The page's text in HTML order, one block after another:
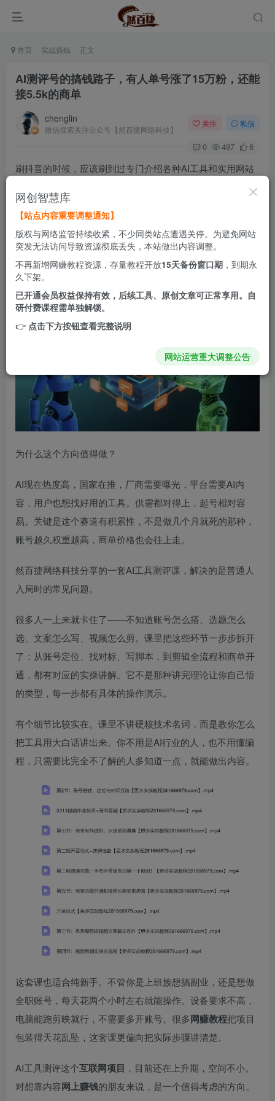
首页 实战搞钱 正文
AI测评号的搞钱路子，有人单号涨了15万粉，还能
接5.5k的商单
chenglin
微信搜索关注公众号【然百捷网络科技】
关注 私信
0 497 6
刷抖音的时候，应该刷到过专门介绍各种AI工具和实用网站
具，讲解方式通俗，不用懂技术也能看懂。
这类账号叫AI工具测评号。有人单号最高涨粉15万以上，一
条商单报价能到5.5k。就算不接商单，开通平台的创作者激
励也有稳定收益。
为什么这个方向值得做？
AI现在热度高，国家在推，厂商需要曝光，平台需要AI内
容，用户也想找好用的工具。供需都对得上，起号相对容
易。关键是这个赛道有积累性，不是做几个月就死的那种，
账号越久权重越高，商单价格也会往上走。
然百捷网络科技分享的一套AI工具测评课，解决的是普通人
入局时的常见问题。
很多人一上来就卡住了——不知道账号怎么搭、选题怎么
选、文案怎么写、视频怎么剪。课里把这些环节一步步拆开
了：从账号定位、找对标、写脚本，到剪辑全流程和商单开
通，都有对应的实操讲解。它不是那种讲完理论让你自己悟
的类型，每一步都有具体的操作演示。
有个细节比较实在。课里不讲硬核技术名词，而是教你怎么
把工具用大白话讲出来。你不用是AI行业的人，也不用懂编
程，只需要比完全不了解的人多知道一点，就能做出内容。
这套课也适合纯新手。不管你是上班族想搞副业，还是想做
全职账号，每天花两个小时左右就能操作。设备要求不高，
电脑能跑剪映就行，不需要多开账号。很多网赚教程把项目
包装得天花乱坠，这套课更偏向把实际步骤讲清楚。
AI工具测评这个互联网项目 ，目前还在上升期，空间不小。
对想靠内容网上赚钱的朋友来说，是一个值得考虑的方向。
网创智慧库
【站点内容重要调整通知】
版权与网络监管持续收紧，不少同类站点遭遇关停。为避免网站
突发无法访问导致资源彻底丢失，本站做出内容调整。
不再新增网赚教程资源，存量教程开放15天备份窗口期 ，到期永
久下架。
已开通会员权益保持有效，后续工具、原创文章可正常享用。自
研付费课程需单独解锁。
👉 点击下方按钮查看完整说明
网站运营重大调整公告